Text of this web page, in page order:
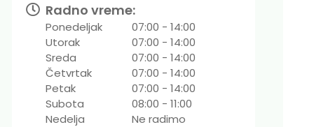
Radno vreme:
Ponedeljak
Utorak
Sreda
Četvrtak
Petak
Subota
Nedelja
07:00 - 14:00
07:00 - 14:00
07:00 - 14:00
07:00 - 14:00
07:00 - 14:00
08:00 - 11:00
Ne radimo